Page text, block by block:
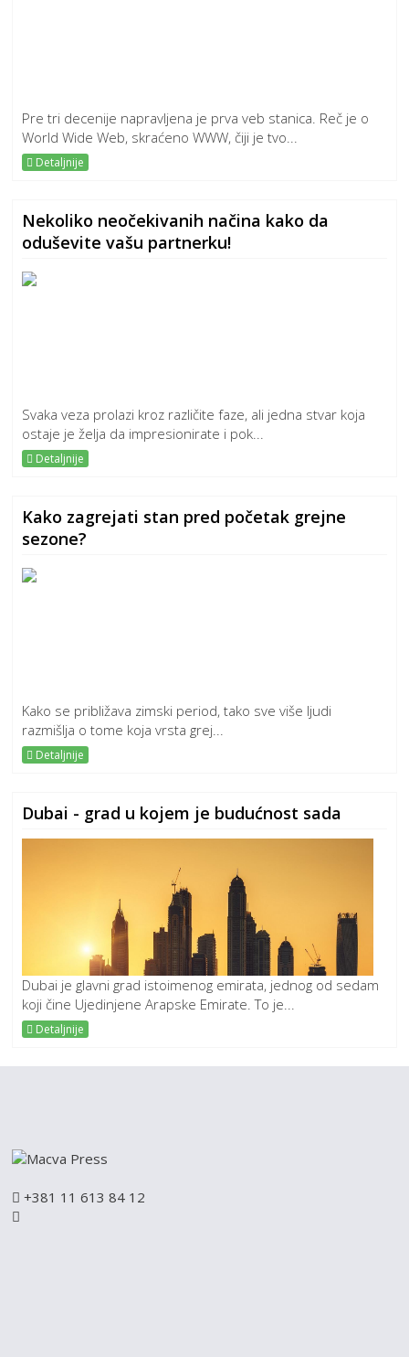
Pre tri decenije napravljena je prva veb stanica. Reč je o
World Wide Web, skraćeno WWW, čiji je tvo...
Detaljnije
Nekoliko neočekivanih načina kako da
oduševite vašu partnerku!
Svaka veza prolazi kroz različite faze, ali jedna stvar koja
ostaje je želja da impresionirate i pok...
Detaljnije
Kako zagrejati stan pred početak grejne
sezone?
Kako se približava zimski period, tako sve više ljudi
razmišlja o tome koja vrsta grej...
Detaljnije
Dubai - grad u kojem je budućnost sada
Dubai je glavni grad istoimenog emirata, jednog od sedam
koji čine Ujedinjene Arapske Emirate. To je...
Detaljnije
+381 11 613 84 12